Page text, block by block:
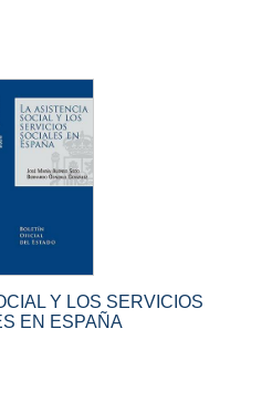
Y LOS SERVICIOS
EN ESPAÑA